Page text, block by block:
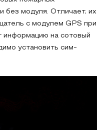
без модуля. Отличает, их
с модулем GPS при
информацию на сотовый
установить сим-